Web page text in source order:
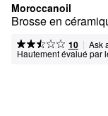
Moroccanoil
Brosse en
10 | Ask
Hautement évalué par